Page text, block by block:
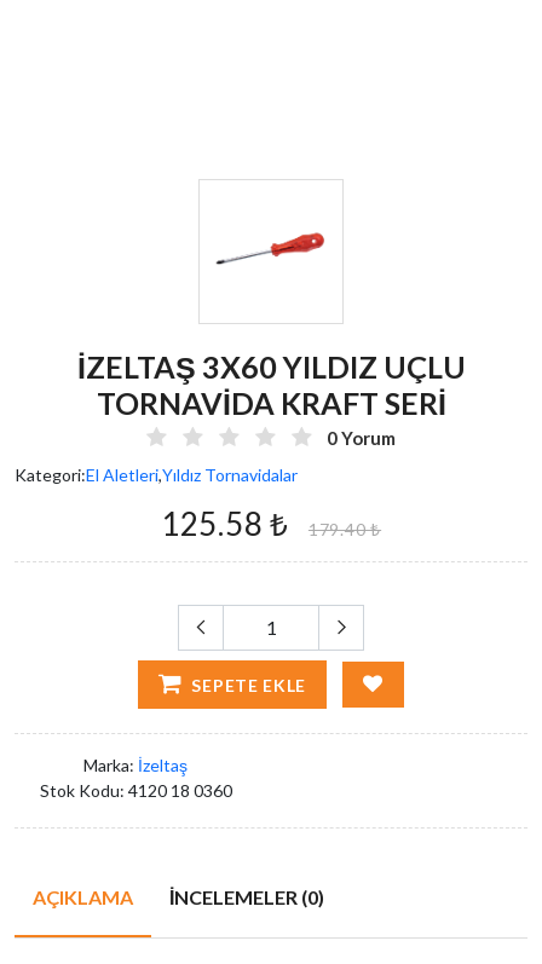
İZELTAŞ 3X60 YILDIZ UÇLU
TORNAVİDA KRAFT SERİ
0 Yorum
Kategori:El Aletleri,Yıldız Tornavidalar
125.58 ₺ 179.40 ₺
SEPETE EKLE
Marka: İzeltaş
Stok Kodu: 4120 18 0360
AÇIKLAMA İNCELEMELER (0)